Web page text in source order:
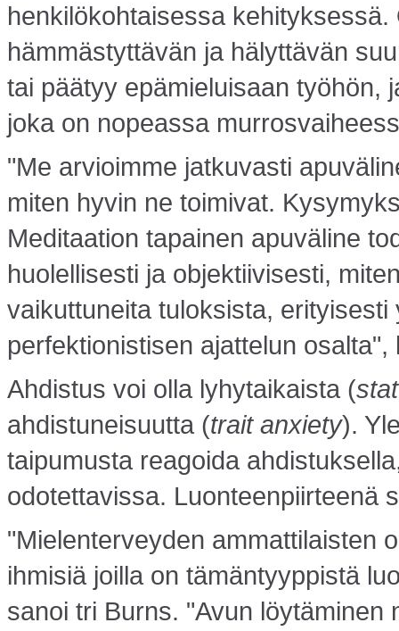
henkilökohtaisessa
hämmästyttävän ja hälyttävän
tai päätyy epämieluisaan työhön,
joka on nopeassa
"Me arvioimme jatkuvasti
miten hyvin ne toimivat.
Meditaation tapainen apuväline
huolellisesti ja objektiivisesti,
vaikuttuneita tuloksista,
perfektionistisen ajattelun osalta",
Ahdistus voi olla lyhytaikaista (
ahdistuneisuutta (trait anxiety).
taipumusta reagoida
odotettavissa. Luonteenpiirteenä
"Mielenterveyden ammattilaisten
ihmisiä joilla on tämäntyyppistä
sanoi tri Burns. "Avun löytäminen